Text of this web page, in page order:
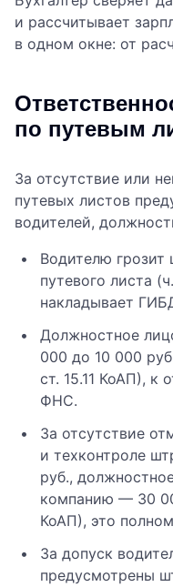
и рассчитывает
в одном окне: от
по путевым
За отсутствие или
путевых листов
водителей,
Водителю грозит
путевого листа
накладывает
Должностное
000 до 10 000
ст. 15.11 КоАП), к
ФНС.
За отсутствие
и техконтроле
руб.,
компанию — 30
КоАП), это
За допуск
предусмотрены